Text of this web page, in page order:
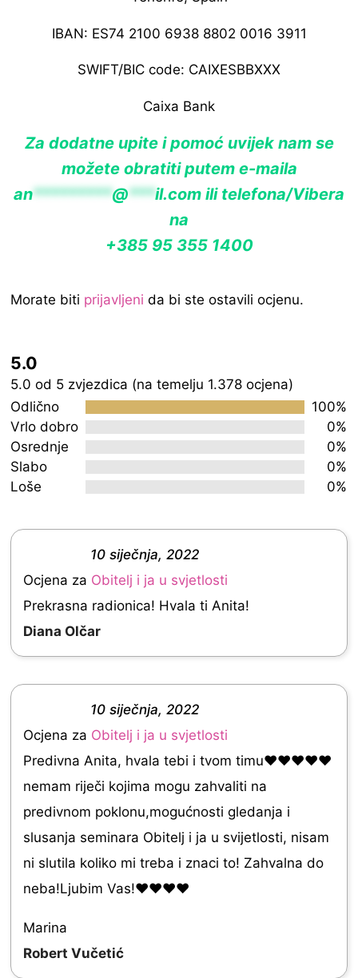
IBAN: ES74 2100 6938 8802 0016 3911
SWIFT/BIC code: CAIXESBBXXX
Caixa Bank
Za dodatne upite i pomoć uvijek nam se
možete obratiti putem e-maila
an*********@***il.com ili telefona/Vibera
na
+385 95 355 1400
Morate biti prijavljeni da bi ste ostavili ocjenu.
5.0
Rated
5.0
out
of
5.0 od 5 zvjezdica (na temelju 1.378 ocjena)
Odlično
100%
Vrlo dobro
0%
Osrednje
0%
Slabo
0%
Loše
0%
0
o
u
t
o
f
5
10 siječnja, 2022
Ocjena za Obitelj i ja u svjetlosti
Prekrasna radionica! Hvala ti Anita!
Diana Olčar
o
u
10 siječnja, 2022
Ocjena za Obitelj i ja u svjetlosti
Predivna Anita, hvala tebi i tvom timu❤❤❤❤❤
nemam riječi kojima mogu zahvaliti na
predivnom poklonu,mogućnosti gledanja i
slusanja seminara Obitelj i ja u svijetlosti, nisam
ni slutila koliko mi treba i znaci to! Zahvalna do
neba!Ljubim Vas!❤❤❤❤
Marina
Robert Vučetić